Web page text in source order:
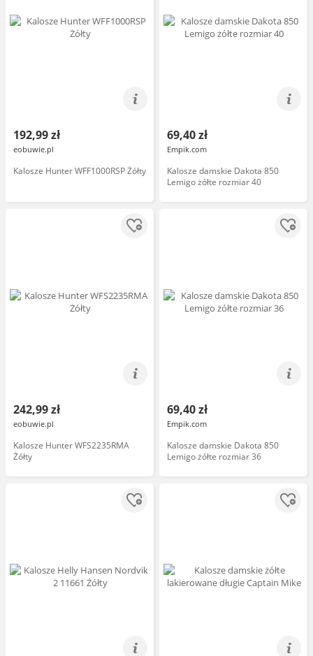
192,99 zł
eobuwie.pl
Kalosze Hunter WFF1000RSP Żółty
69,40 zł
Empik.com
Kalosze damskie Dakota 850
Lemigo żółte rozmiar 40
242,99 zł
eobuwie.pl
Kalosze Hunter WFS2235RMA
Żółty
69,40 zł
Empik.com
Kalosze damskie Dakota 850
Lemigo żółte rozmiar 36